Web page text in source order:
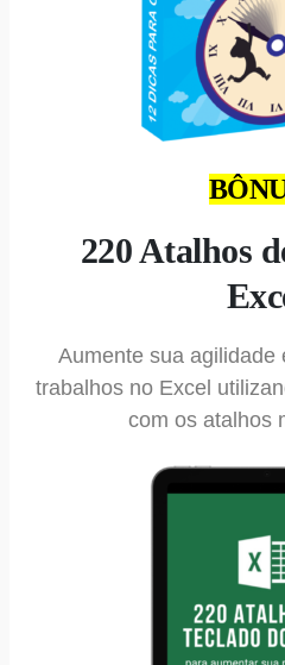
220 Atalhos
Aumente sua agilidade
trabalhos no Excel
com os atalhos